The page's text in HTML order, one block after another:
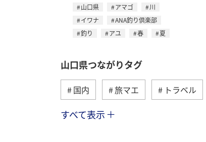
山口県 アマゴ
川
イワナ
ANA釣り倶楽部
釣り
アユ 春 夏
山口県つながりタグ
国内 旅マエ トラベル
長崎県
すべて表示